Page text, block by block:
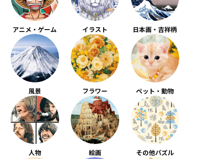
アニメ・ゲーム イラスト 日本画・吉祥柄
風景 フラワー ペット・動物
人物 絵画 その他パズル